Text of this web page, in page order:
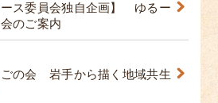
ース委員会独自企画】 ゆるー
のご案内
ごの会 岩手から描く地域共生